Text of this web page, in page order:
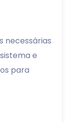
necessárias
e
para